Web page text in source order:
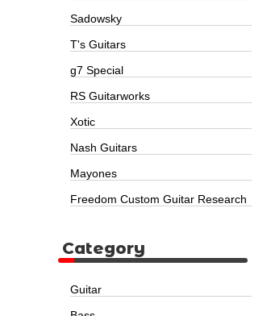
Sadowsky
T's Guitars
g7 Special
RS Guitarworks
Xotic
Nash Guitars
Mayones
Freedom Custom Guitar Research
Category
Guitar